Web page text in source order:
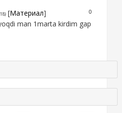
0
[Материал]
man 1marta kirdim gap